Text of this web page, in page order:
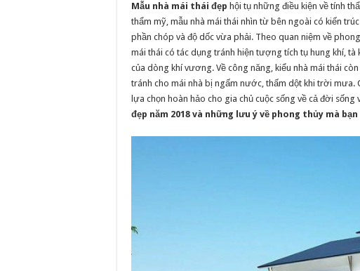
Mẫu nhà mái thái đẹp hội tụ những điều kiện về tính
thẩm mỹ, mẫu nhà mái thái nhìn từ bên ngoài có kiến
phần chóp và độ dốc vừa phải. Theo quan niệm về
mái thái có tác dụng tránh hiện tượng tích tụ hung khí,
của dòng khí vương. Về công năng, kiểu nhà mái thái
tránh cho mái nhà bị ngấm nước, thấm dột khi trời mưa.
lựa chọn hoàn hảo cho gia chủ cuộc sống về cả đời sống
đẹp năm 2018 và những lưu ý về phong thủy mà